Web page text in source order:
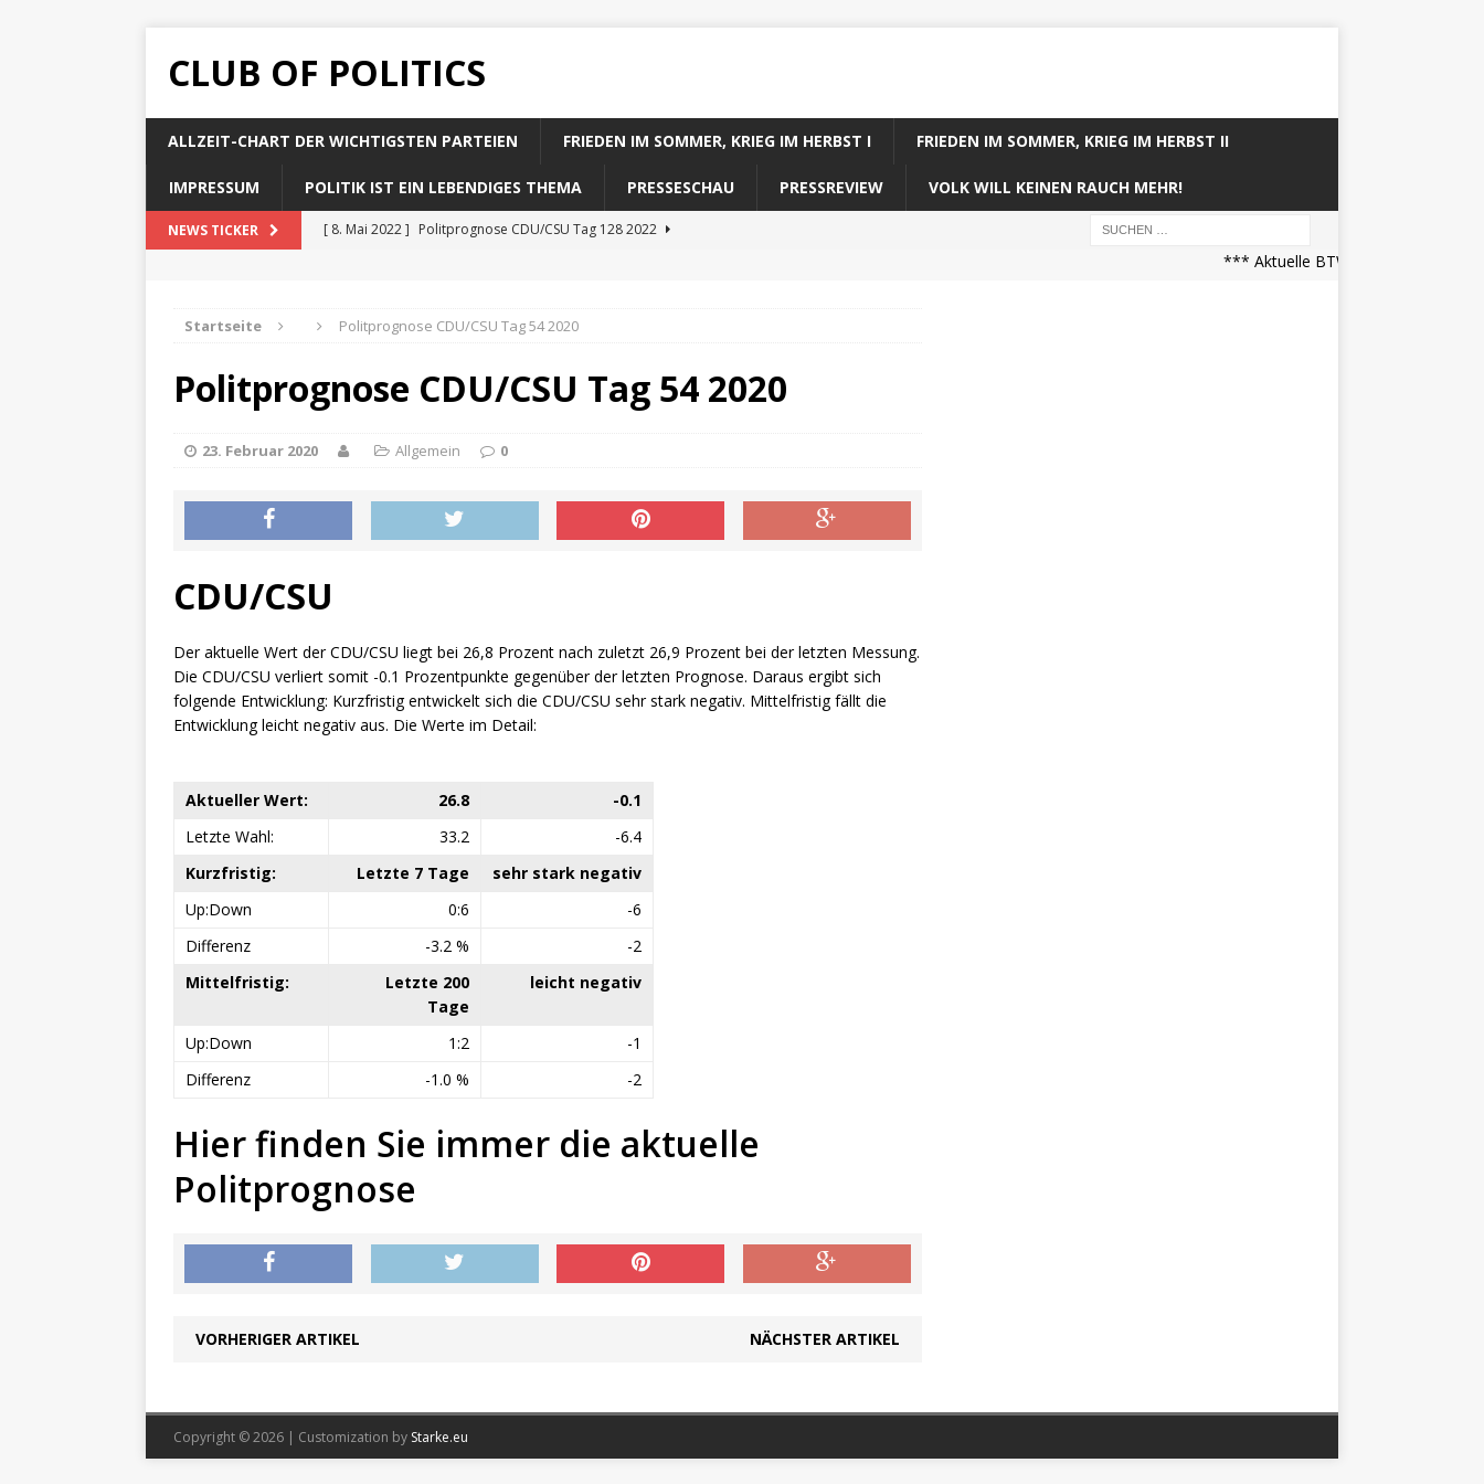
CLUB OF POLITICS
ALLZEIT-CHART DER WICHTIGSTEN PARTEIEN FRIEDEN IM SOMMER, KRIEG IM HERBST I FRIEDEN IM SOMMER, KRIEG IM HERBST II
IMPRESSUM POLITIK IST EIN LEBENDIGES THEMA PRESSESCHAU PRESSREVIEW VOLK WILL KEINEN RAUCH MEHR!
NEWS TICKER [ 8. Mai 2022 ] Politprognose CDU/CSU Tag 128 2022
[ 8. Mai 2022 ]
Politprognose Koalitionsrechner Tag 128 2022
*** Aktuelle BTW21 Prognose
Startseite Politprognose CDU/CSU Tag 54 2020
Politprognose CDU/CSU Tag 54 2020
23. Februar 2020 Allgemein 0
CDU/CSU
Der aktuelle Wert der CDU/CSU liegt bei 26,8 Prozent nach zuletzt 26,9 Prozent bei der letzten Messung.
Die CDU/CSU verliert somit -0.1 Prozentpunkte gegenüber der letzten Prognose. Daraus ergibt sich
folgende Entwicklung: Kurzfristig entwickelt sich die CDU/CSU sehr stark negativ. Mittelfristig fällt die
Entwicklung leicht negativ aus. Die Werte im Detail:
Aktueller Wert: 26.8
-0.1
Letzte Wahl:
33.2
-6.4
Kurzfristig:
Letzte 7 Tage
sehr stark negativ
Up:Down
0:6
-6
Differenz
-3.2 %
-2
Mittelfristig:
Letzte 200
Tage
leicht negativ
Up:Down 1:2
-1
Differenz
-1.0 % -2
Hier finden Sie immer die aktuelle
Politprognose
VORHERIGER ARTIKEL NÄCHSTER ARTIKEL
Copyright © 2026 | Customization by Starke.eu